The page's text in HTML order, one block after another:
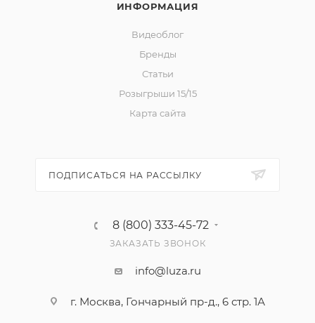
ИНФОРМАЦИЯ
Видеоблог
Бренды
Статьи
Розыгрыши 15/15
Карта сайта
ПОДПИСАТЬСЯ НА РАССЫЛКУ
8 (800) 333-45-72
ЗАКАЗАТЬ ЗВОНОК
info@luza.ru
г. Москва, Гончарный пр-д., 6 стр. 1А